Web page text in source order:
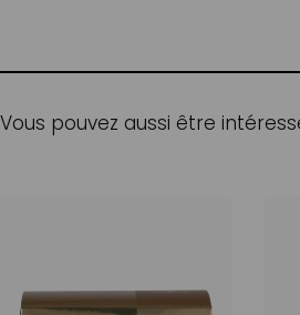
Vous pouvez aussi être